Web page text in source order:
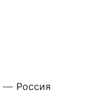
— Россия